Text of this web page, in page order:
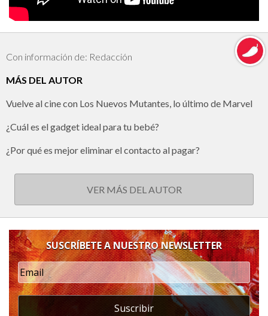
Con información de: Redacción
MÁS DEL AUTOR
Vuelve al cine con Los Nuevos Mutantes, lo último de Marvel
¿Cuál es el gadget ideal para tu bebé?
¿Por qué es mejor eliminar el contacto al pagar?
VER MÁS DEL AUTOR
SUSCRÍBETE A NUESTRO NEWSLETTER
Suscribir